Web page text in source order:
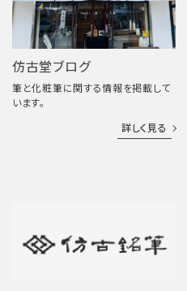
仿古堂ブログ
筆と化粧筆に関する情報を掲載して
います。
詳しく見る